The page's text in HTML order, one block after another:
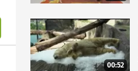
00:52